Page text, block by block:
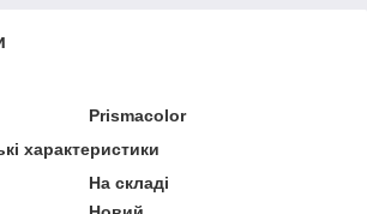
Prismacolor
характеристики
На складі